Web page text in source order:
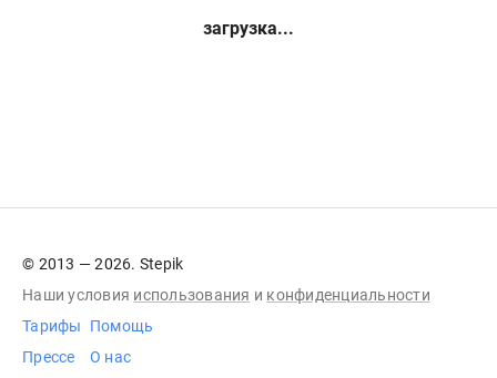
загрузка...
© 2013 — 2026. Stepik
Наши условия использования и конфиденциальности
Тарифы
Прессе
Помощь
О нас